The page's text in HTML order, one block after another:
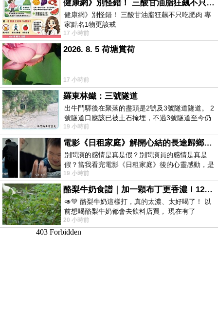
健康網》別怪錯！ 三酸甘油脂狂飆不只吃肥肉 專家點名1物更該戒
健康網》別怪錯！ 三酸甘油脂狂飆不只吃肥肉 專
家點名1物更該戒
https://health.ltn.com.tw/article/breakingnews/
17 小時前
2026. 8. 5 荷塘賞荷
17 小時前
羅東林鐵：三號隧道
出牛鬥驛後在聚落的盡頭是2號及3號隧道隧道。 2
號隧道口應該已被土石掩埋，不過3號隧道至今仍
存在。從台7丙牛鬥橋上往左岸上游方
19 小時前
電影《日租家庭》解開心結的長途歸鄉！能在電影院感受到地理的寬闊和人心的相鄰，真是太棒了！
別問演的感情是真是假？別問演員的感情是真是
假？當我看完電影《日租家庭》後的心靈感動，是
真的。詮釋的情感觸動了人心，就是真情
19 小時前
酪梨牛奶食譜｜加一顆布丁更香濃！120秒完成飲料店級酪梨奶昔｜imami 旗艦豆漿機
🥑💚 酪梨牛奶這樣打，真的太濃、太好喝了！ 以
前想喝酪梨牛奶都會去飲料店買， 現在有了
imami 健康煮藝｜旗艦破壁智慧養生豆漿機，
20 小時前